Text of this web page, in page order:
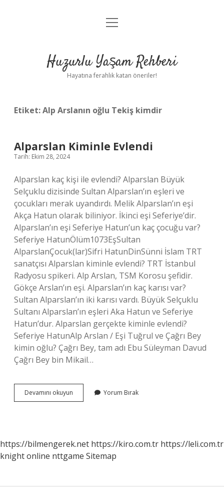
Anasayfa
Yasal Uyarı
menüyü
Huzurlu Yaşam Rehberi
Hayatına ferahlık katan öneriler!
Etiket:Alp Arslanın oğlu Tekiş kimdir
Alparslan Kiminle Evlendi
Tarih: Ekim 28, 2024
Alparslan kaç kişi ile evlendi? Alparslan Büyük
Selçuklu dizisinde Sultan Alparslan’ın eşleri ve
çocukları merak uyandırdı. Melik Alparslan’ın eşi
Akça Hatun olarak biliniyor. İkinci eşi Seferiye’dir.
Alparslan’ın eşi Seferiye Hatun’un kaç çocuğu var?
Seferiye HatunÖlüm1073EşSultan
AlparslanÇocuk(lar)Sifri HatunDinSünni İslam TRT
sanatçısı Alparslan kiminle evlendi? TRT İstanbul
Radyosu spikeri. Alp Arslan, TSM Korosu şefidir.
Gökçe Arslan’ın eşi. Alparslan’ın kaç karısı var?
Sultan Alparslan’ın iki karısı vardı. Büyük Selçuklu
Sultanı Alparslan’ın eşleri Aka Hatun ve Seferiye
Hatun’dur. Alparslan gerçekte kiminle evlendi?
Seferiye HatunAlp Arslan / Eşi Tuğrul ve Çağrı Bey
kimin oğlu? Çağrı Bey, tam adı Ebu Süleyman Davud
Çağrı Bey bin Mikail…
Devamını okuyun Alparslan
Kiminle
Yorum Bırak
https://bilmengerek.net https://kiro.com.tr https://leli.com.tr
knight online nttgame Sitemap